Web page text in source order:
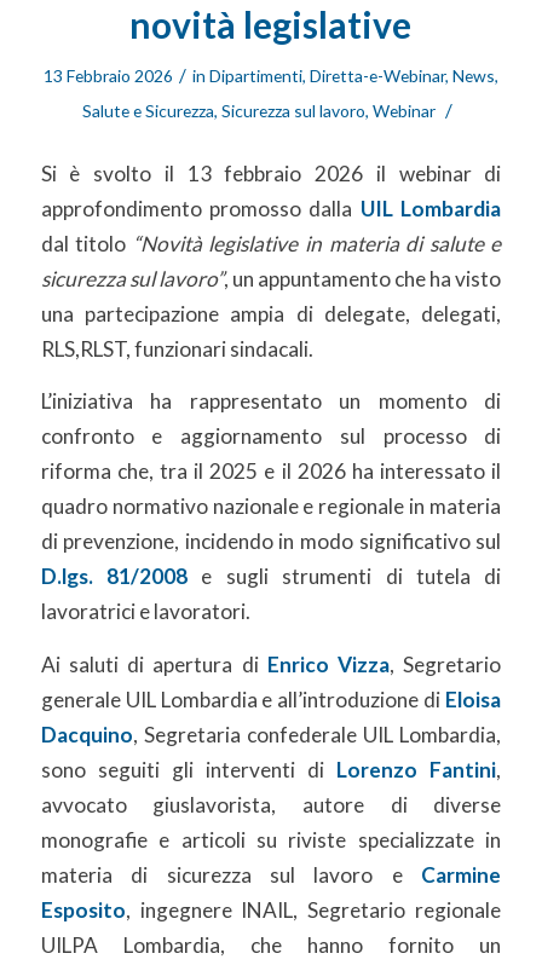
novità legislative
13 Febbraio 2026 / in Dipartimenti, Diretta-e-Webinar, News,
Salute e Sicurezza,Sicurezza sul lavoro,Webinar /
Si è svolto il 13 febbraio 2026 il webinar di
approfondimento promosso dalla UIL Lombardia
dal titolo “Novità legislative in materia di salute e
sicurezza sul lavoro”, un appuntamento che ha visto
una partecipazione ampia di delegate, delegati,
RLS,RLST, funzionari sindacali.
L’iniziativa ha rappresentato un momento di
confronto e aggiornamento sul processo di
riforma che, tra il 2025 e il 2026 ha interessato il
quadro normativo nazionale e regionale in materia
di prevenzione, incidendo in modo significativo sul
D.lgs. 81/2008 e sugli strumenti di tutela di
lavoratrici e lavoratori.
Ai saluti di apertura di Enrico Vizza, Segretario
generale UIL Lombardia e all’introduzione di Eloisa
Dacquino, Segretaria confederale UIL Lombardia,
sono seguiti gli interventi di Lorenzo Fantini,
avvocato giuslavorista, autore di diverse
monografie e articoli su riviste specializzate in
materia di sicurezza sul lavoro e Carmine
Esposito, ingegnere INAIL, Segretario regionale
UILPA Lombardia, che hanno fornito un